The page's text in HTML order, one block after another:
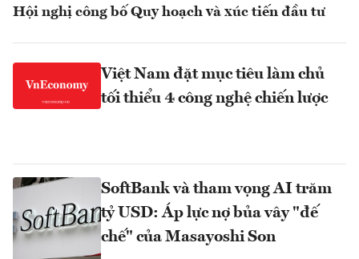
Hội nghị công bố Quy hoạch và xúc tiến đầu tư
Việt Nam đặt mục tiêu làm chủ
tối thiểu 4 công nghệ chiến lược
SoftBank và tham vọng AI trăm
tỷ USD: Áp lực nợ bủa vây "đế
chế" của Masayoshi Son